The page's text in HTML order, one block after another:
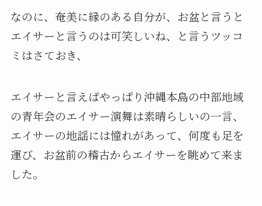
なのに、奄美に縁のある自分が、お盆と言うと
エイサーと言うのは可笑しいね、と言うツッコ
ミはさておき、
エイサーと言えばやっぱり沖縄本島の中部地域
の青年会のエイサー演舞は素晴らしいの一言、
エイサーの地謡には憧れがあって、何度も足を
運び、お盆前の稽古からエイサーを眺めて来ま
した。